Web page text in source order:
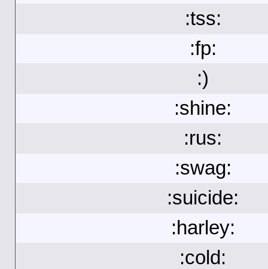
:tss:
:fp:
:)
:shine:
:rus:
:swag:
:suicide:
:harley:
:cold: